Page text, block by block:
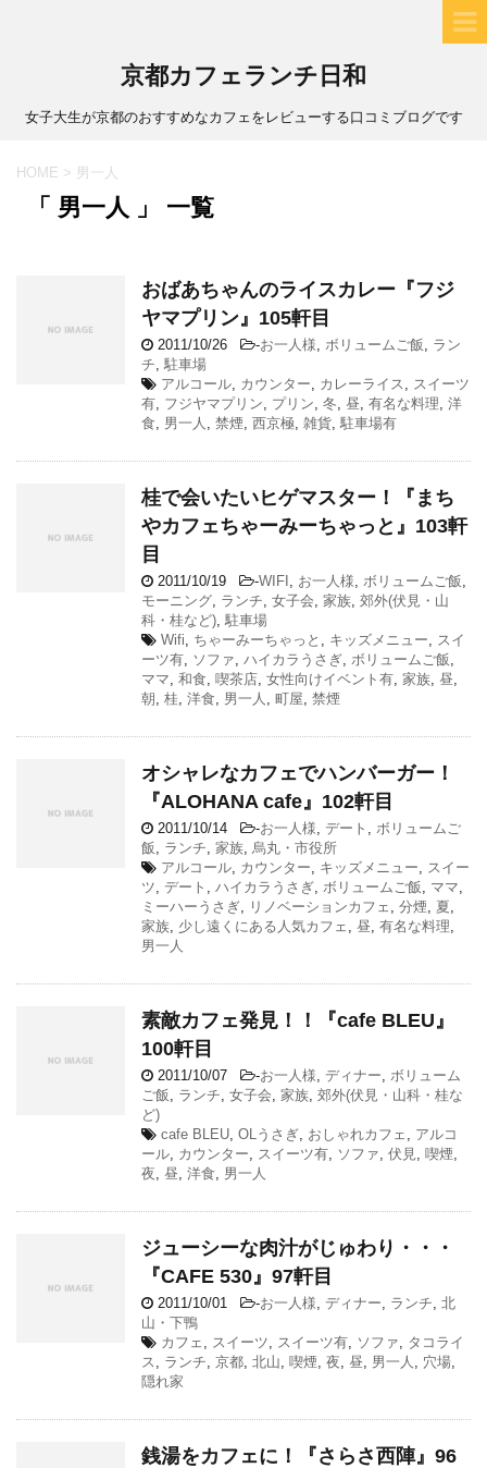
京都カフェランチ日和
女子大生が京都のおすすめなカフェをレビューする口コミブログです
HOME > 男一人
「 男一人 」 一覧
おばあちゃんのライスカレー『フジ
ヤマプリン』105軒目
2011/10/26 -お一人様, ボリュームご飯, ラン
チ, 駐車場
アルコール, カウンター, カレーライス , スイーツ
有, フジヤマプリン, プリン, 冬, 昼, 有名な料理, 洋
食, 男一人 , 禁煙, 西京極, 雑貨, 駐車場有
桂で会いたいヒゲマスター！『まち
やカフェちゃーみーちゃっと』103軒
目
2011/10/19 -WIFI , お一人様, ボリュームご飯,
モーニング, ランチ, 女子会, 家族, 郊外(伏見・山
科・桂など), 駐車場
Wifi, ちゃーみーちゃっと , キッズメニュー, スイ
ーツ有, ソファ, ハイカラうさぎ, ボリュームご飯,
ママ, 和食, 喫茶店, 女性向けイベント有, 家族, 昼,
朝, 桂, 洋食, 男一人 , 町屋, 禁煙
オシャレなカフェでハンバーガー！
『ALOHANA cafe』102軒目
2011/10/14 -お一人様, デート , ボリュームご
飯, ランチ, 家族, 烏丸・市役所
アルコール, カウンター, キッズメニュー, スイー
ツ, デート , ハイカラうさぎ, ボリュームご飯, ママ,
ミーハーうさぎ, リノベーションカフェ , 分煙, 夏,
家族, 少し遠くにある人気カフェ , 昼, 有名な料理,
男一人
素敵カフェ発見！！『cafe BLEU』
100軒目
2011/10/07 -お一人様, ディナー, ボリューム
ご飯, ランチ, 女子会, 家族, 郊外(伏見・山科・桂な
ど)
cafe BLEU, OLうさぎ, おしゃれカフェ , アルコ
ール, カウンター, スイーツ有, ソファ, 伏見, 喫煙,
夜, 昼, 洋食, 男一人
ジューシーな肉汁がじゅわり・・・
『CAFE 530』97軒目
2011/10/01 -お一人様, ディナー, ランチ, 北
山・下鴨
カフェ , スイーツ, スイーツ有, ソファ, タコライ
ス , ランチ, 京都, 北山, 喫煙, 夜, 昼, 男一人 , 穴場,
隠れ家
銭湯をカフェに！『さらさ西陣』96